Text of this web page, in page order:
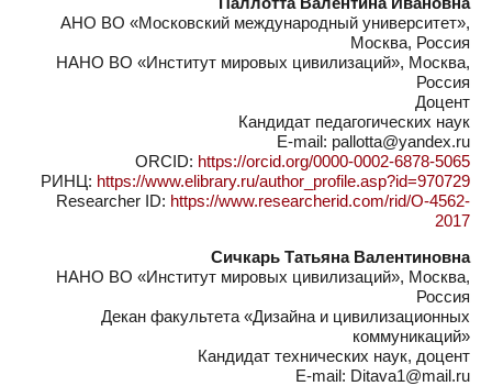
АНО ВО «Московский международный университет»,
Москва, Россия
НАНО ВО «Институт мировых цивилизаций», Москва,
Россия
Доцент
Кандидат педагогических наук
E-mail: pallotta@yandex.ru
ORCID: https://orcid.org/0000-0002-6878-5065
РИНЦ: https://www.elibrary.ru/author_profile.asp?id=970729
Researcher ID: https://www.researcherid.com/rid/O-4562-
2017
Сичкарь Татьяна Валентиновна
НАНО ВО «Институт мировых цивилизаций», Москва,
Россия
Декан факультета «Дизайна и цивилизационных
коммуникаций»
Кандидат технических наук, доцент
E-mail: Ditava1@mail.ru